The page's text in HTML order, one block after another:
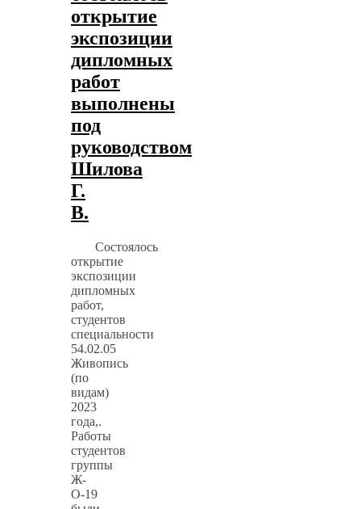
открытие
экспозиции
дипломных
работ
выполнены
под
руководством
Шилова
Г.
В.
Состоялось
открытие
экспозиции
дипломных
работ,
студентов
специальности
54.02.05
Живопись
(по
видам)
2023
года,.
Работы
студентов
группы
Ж-
О-19